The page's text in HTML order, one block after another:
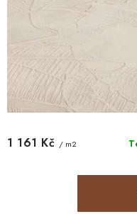
1 161 Kč / m2